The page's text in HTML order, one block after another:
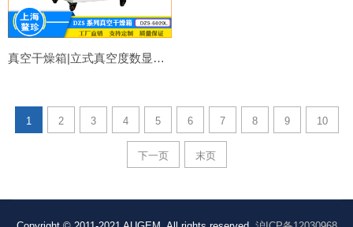
真空干燥箱|立式真空度数显充氮真空烘箱DZS-6020L干燥箱厂家非标定制
1 2 3 4 5 6 7 8 9 10
下一页 末页